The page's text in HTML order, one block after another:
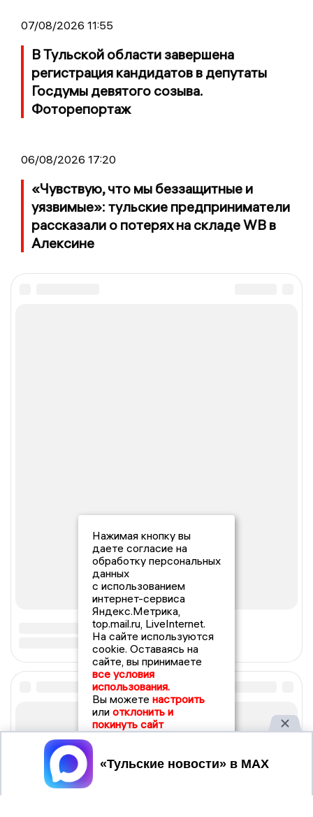
07/08/2026 11:55
В Тульской области завершена
регистрация кандидатов в депутаты
Госдумы девятого созыва.
Фоторепортаж
06/08/2026 17:20
«Чувствую, что мы беззащитные и
уязвимые»: тульские предприниматели
рассказали о потерях на складе WB в
Алексине
Нажимая кнопку вы
даете согласие на
обработку персональных
данных
с использованием
интернет-сервиса
Яндекс.Метрика,
top.mail.ru, LiveInternet.
На сайте используются
cookie. Оставаясь на
сайте, вы принимаете
все условия
использования.
Вы можете настроить
или отклонить и
покинуть сайт
Принять